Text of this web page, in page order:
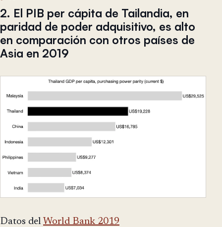
2. El PIB per cápita de Tailandia, en
paridad de poder adquisitivo, es alto
en comparación con otros países de
Asia en 2019
Datos del World Bank 2019